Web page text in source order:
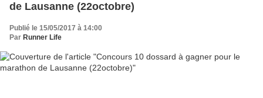
de Lausanne (22octobre)
Publié le 15/05/2017 à 14:00
Par Runner Life